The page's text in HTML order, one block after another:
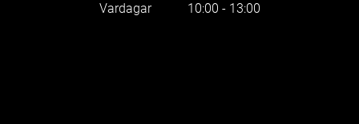
Vardagar
10:00 - 13:00